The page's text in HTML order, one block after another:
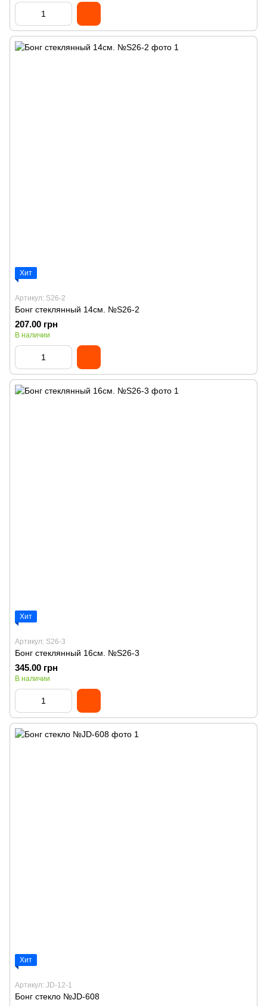
Хит
Артикул: S26-2
Бонг стеклянный 14см. №S26-2
207.00 грн
В наличии
Хит
Артикул: S26-3
Бонг стеклянный 16см. №S26-3
345.00 грн
В наличии
Хит
Артикул: JD-12-1
Бонг стекло №JD-608